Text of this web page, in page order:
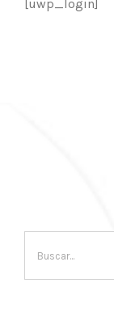
[uwp_login]